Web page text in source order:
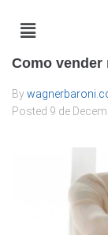
Como
By
Posted 9 de